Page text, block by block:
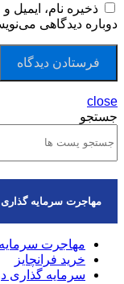
ذخیره نام،
دوباره دیدگاهی
close
جستجو
مهاجرت سرمایه گذاری
مهاجرت
خرید فرانچایز
سرمایه گذاری